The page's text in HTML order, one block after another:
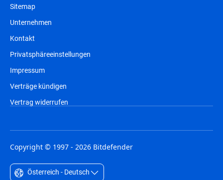
Sitemap
Unternehmen
Kontakt
Privatsphäreeinstellungen
Impressum
Verträge kündigen
Vertrag widerrufen
Copyright © 1997 - 2026 Bitdefender
Österreich - Deutsch